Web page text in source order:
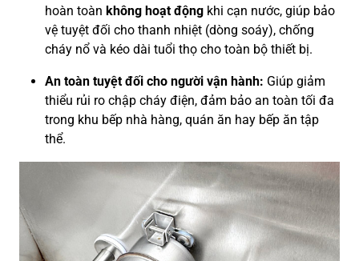
hoàn toàn không hoạt động khi cạn nước, giúp bảo
vệ tuyệt đối cho thanh nhiệt (dòng soáy), chống
cháy nổ và kéo dài tuổi thọ cho toàn bộ thiết bị.
An toàn tuyệt đối cho người vận hành: Giúp giảm
thiểu rủi ro chập cháy điện, đảm bảo an toàn tối đa
trong khu bếp nhà hàng, quán ăn hay bếp ăn tập
thể.